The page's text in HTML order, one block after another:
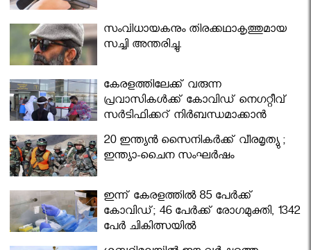
സംവിധായകനും തിരക്കഥാകൃത്തുമായ
സച്ചി അന്തരിച്ചു.
കേരളത്തിലേക്ക് വരുന്ന
പ്രവാസികള്‍ക്ക് കോവിഡ് നെഗറ്റീവ്
സര്‍ട്ടിഫിക്കറ്റ് നിർബന്ധമാക്കാൻ
മന്ത്രിസഭ
20 ഇന്ത്യൻ സൈനികർക്ക് വീരമൃത്യു ;
ഇന്ത്യാ-ചൈന സംഘർഷം
ഇന്ന് കേരളത്തിൽ 85 പേർക്ക്
കോവിഡ്; 46 പേർക്ക് രോഗമുക്തി, 1342
പേർ ചികിത്സയിൽ